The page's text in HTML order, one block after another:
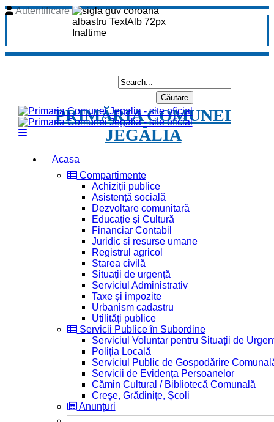
Autentificare
PRIMĂRIA COMUNEI
JEGĂLIA
Acasa
Compartimente
Achiziții publice
Asistență socială
Dezvoltare comunitară
Educație și Cultură
Financiar Contabil
Juridic si resurse umane
Registrul agricol
Starea civilă
Situații de urgență
Serviciul Administrativ
Taxe și impozite
Urbanism cadastru
Utilități publice
Servicii Publice în Subordine
Serviciul Voluntar pentru Situații de
Poliția Locală
Serviciul Public de Gospodărire
Servicii de Evidența Persoanelor
Cămin Cultural / Bibliotecă Comunală
Creșe, Grădinițe, Școli
Anunțuri